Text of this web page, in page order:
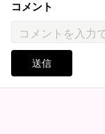
コメント
送信